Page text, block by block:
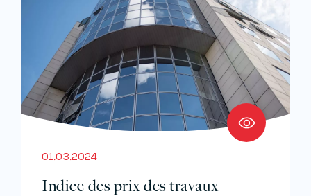
01.03.2024
Indice des prix des travaux